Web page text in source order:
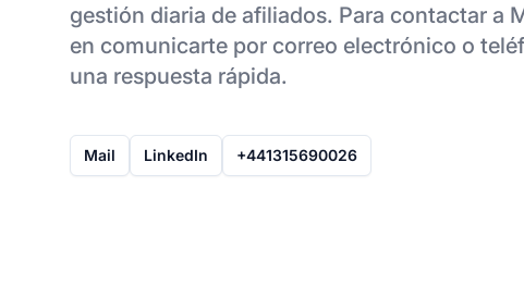
gestión diaria de afiliados. Para contactar a
en comunicarte por correo electrónico o
una respuesta rápida.
Mail LinkedIn +441315690026